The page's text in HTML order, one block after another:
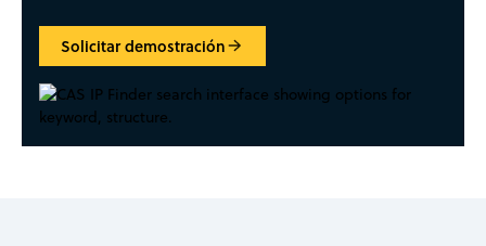
Solicitar demostración